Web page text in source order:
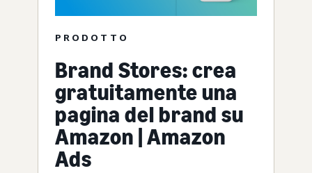
PRODOTTO
Brand Stores: crea
gratuitamente una
pagina del brand su
Amazon | Amazon
Ads